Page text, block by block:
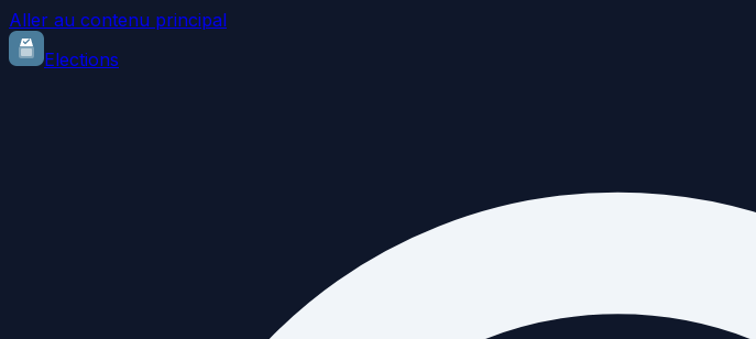
Aller au contenu principal
Elections